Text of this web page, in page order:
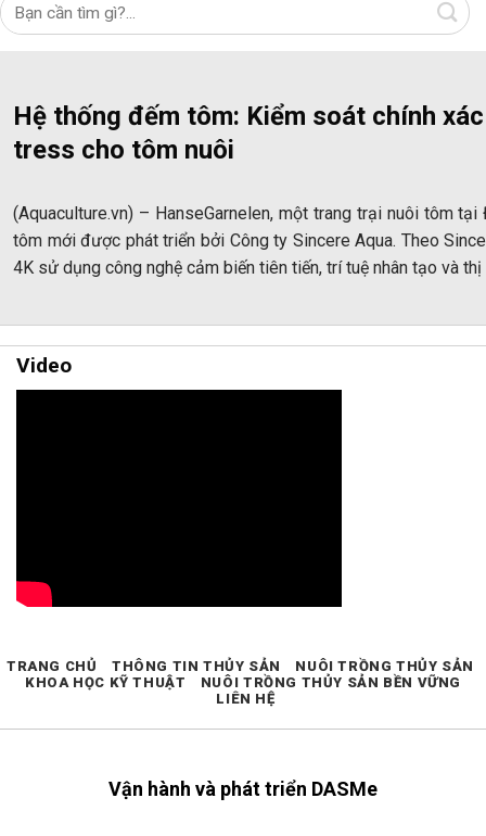
Hệ thống đếm tôm: Kiểm soát chính
tress cho tôm nuôi
(Aquaculture.vn) – HanseGarnelen, một trang trại nuôi tôm
tôm mới được phát triển bởi Công ty Sincere Aqua. Theo
4K sử dụng công nghệ cảm biến tiên tiến, trí tuệ nhân tạo và
Video
Vận hành và phát triển DASMe
TRANG CHỦ THÔNG TIN THỦY SẢN
NUÔI TRỒNG THỦY SẢN
KHOA HỌC KỸ THUẬT
NUÔI TRỒNG THỦY SẢN BỀN VỮNG
LIÊN HỆ